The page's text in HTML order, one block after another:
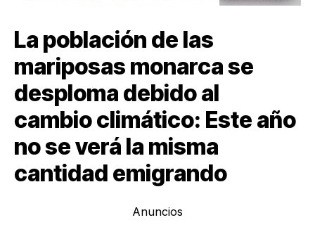
La población de las
mariposas monarca se
desploma debido al
cambio climático: Este año
no se verá la misma
cantidad emigrando
Anuncios